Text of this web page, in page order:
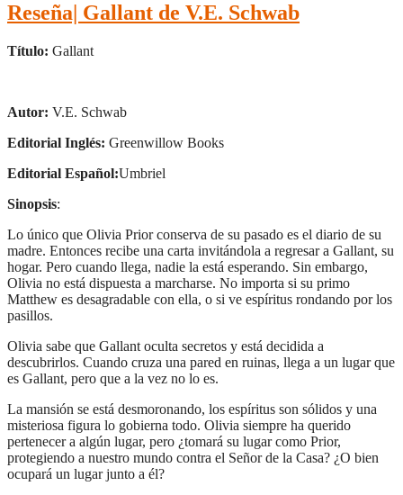
Reseña| Gallant de V.E. Schwab
Título: Gallant
Autor: V.E. Schwab
Editorial Inglés: Greenwillow Books
Editorial Español:Umbriel
Sinopsis:
Lo único que Olivia Prior conserva de su pasado es el diario de su
madre. Entonces recibe una carta invitándola a regresar a Gallant, su
hogar. Pero cuando llega, nadie la está esperando. Sin embargo,
Olivia no está dispuesta a marcharse. No importa si su primo
Matthew es desagradable con ella, o si ve espíritus rondando por los
pasillos.
Olivia sabe que Gallant oculta secretos y está decidida a
descubrirlos. Cuando cruza una pared en ruinas, llega a un lugar que
es Gallant, pero que a la vez no lo es.
La mansión se está desmoronando, los espíritus son sólidos y una
misteriosa figura lo gobierna todo. Olivia siempre ha querido
pertenecer a algún lugar, pero ¿tomará su lugar como Prior,
protegiendo a nuestro mundo contra el Señor de la Casa? ¿O bien
ocupará un lugar junto a él?